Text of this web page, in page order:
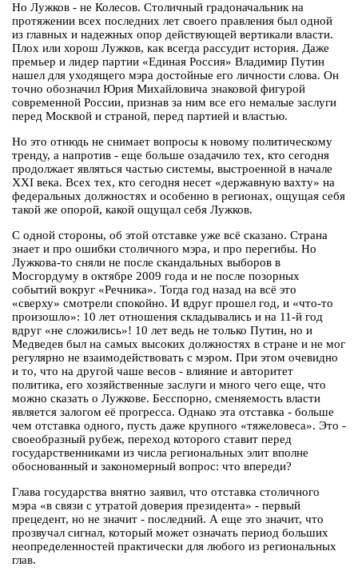
Но Лужков - не Колесов. Столичный градоначальник на
протяжении всех последних лет своего правления был одной
из главных и надежных опор действующей вертикали власти.
Плох или хорош Лужков, как всегда рассудит история. Даже
премьер и лидер партии «Единая Россия» Владимир Путин
нашел для уходящего мэра достойные его личности слова. Он
точно обозначил Юрия Михайловича знаковой фигурой
современной России, признав за ним все его немалые заслуги
перед Москвой и страной, перед партией и властью.
Но это отнюдь не снимает вопросы к новому политическому
тренду, а напротив - еще больше озадачило тех, кто сегодня
продолжает являться частью системы, выстроенной в начале
XXI века. Всех тех, кто сегодня несет «державную вахту» на
федеральных должностях и особенно в регионах, ощущая себя
такой же опорой, какой ощущал себя Лужков.
С одной стороны, об этой отставке уже всё сказано. Страна
знает и про ошибки столичного мэра, и про перегибы. Но
Лужкова-то сняли не после скандальных выборов в
Мосгордуму в октябре 2009 года и не после позорных
событий вокруг «Речника». Тогда год назад на всё это
«сверху» смотрели спокойно. И вдруг прошел год, и «что-то
произошло»: 10 лет отношения складывались и на 11-й год
вдруг «не сложились»! 10 лет ведь не только Путин, но и
Медведев был на самых высоких должностях в стране и не мог
регулярно не взаимодействовать с мэром. При этом очевидно
и то, что на другой чаше весов - влияние и авторитет
политика, его хозяйственные заслуги и много чего еще, что
можно сказать о Лужкове. Бесспорно, сменяемость власти
является залогом её прогресса. Однако эта отставка - больше
чем отставка одного, пусть даже крупного «тяжеловеса». Это -
своеобразный рубеж, переход которого ставит перед
государственниками из числа региональных элит вполне
обоснованный и закономерный вопрос: что впереди?
Глава государства внятно заявил, что отставка столичного
мэра «в связи с утратой доверия президента» - первый
прецедент, но не значит - последний. А еще это значит, что
прозвучал сигнал, который может означать период больших
неопределенностей практически для любого из региональных
глав.